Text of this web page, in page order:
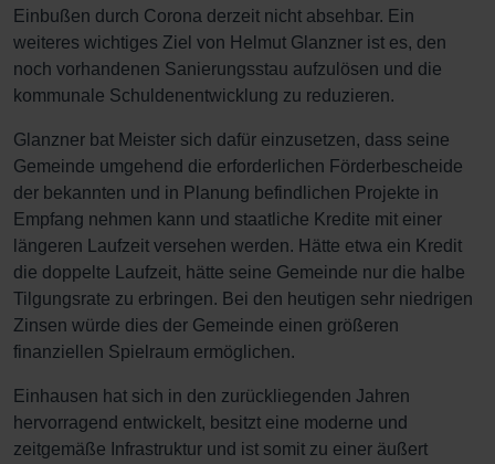
Einbußen durch Corona derzeit nicht absehbar. Ein
weiteres wichtiges Ziel von Helmut Glanzner ist es, den
noch vorhandenen Sanierungsstau aufzulösen und die
kommunale Schuldenentwicklung zu reduzieren.
Glanzner bat Meister sich dafür einzusetzen, dass seine
Gemeinde umgehend die erforderlichen Förderbescheide
der bekannten und in Planung befindlichen Projekte in
Empfang nehmen kann und staatliche Kredite mit einer
längeren Laufzeit versehen werden. Hätte etwa ein Kredit
die doppelte Laufzeit, hätte seine Gemeinde nur die halbe
Tilgungsrate zu erbringen. Bei den heutigen sehr niedrigen
Zinsen würde dies der Gemeinde einen größeren
finanziellen Spielraum ermöglichen.
Einhausen hat sich in den zurückliegenden Jahren
hervorragend entwickelt, besitzt eine moderne und
zeitgemäße Infrastruktur und ist somit zu einer äußert